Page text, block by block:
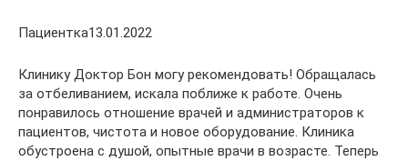
Пациентка13.01.2022
Клинику Доктор Бон могу рекомендовать! Обращалась
за отбеливанием, искала поближе к работе. Очень
понравилось отношение врачей и администраторов к
пациентов, чистота и новое оборудование. Клиника
обустроена с душой, опытные врачи в возрасте. Теперь